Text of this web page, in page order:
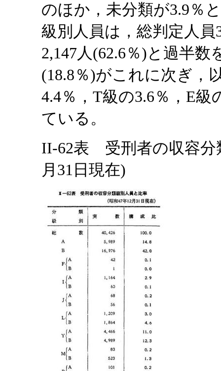
のほか，未分類が3.9％
級別人員は，総判定人員
2,147人(62.6％)と過半
(18.8％)がこれに次ぎ，
4.4％，T級の3.6％，E級
ている。
II-62表 受刑者の収容分
月31日現在)